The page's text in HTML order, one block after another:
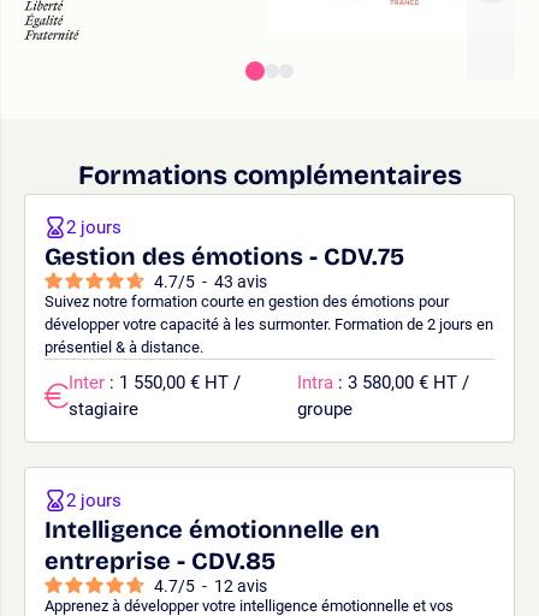
Formations complémentaires
Gestion des émotions - CDV.75
4.7/5 - 43 avis
Suivez notre formation courte en gestion des émotions pour
développer votre capacité à les surmonter. Formation de 2 jours en
présentiel & à distance.
2 jours
Inter : 1 550,00 € HT /
stagiaire
Intra : 3 580,00 € HT /
groupe
Intelligence émotionnelle en
entreprise - CDV.85
4.7/5 - 12 avis
Apprenez à développer votre intelligence émotionnelle et vos
2 jours